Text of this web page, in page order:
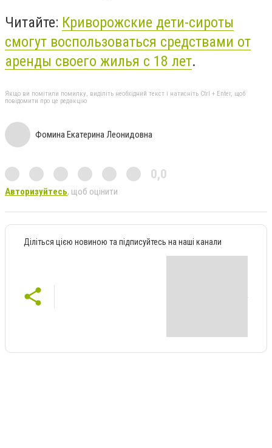
Читайте: Криворожские дети-сироты
смогут воспользоваться средствами от
аренды своего жилья с 18 лет.
Якщо ви помітили помилку, виділіть необхідний текст і натисніть Ctrl + Enter, щоб
повідомити про це редакцію
Фомина Екатерина Леонидовна
0,0
Авторизуйтесь, щоб оцінити
Діліться цією новиною та підписуйтесь на наші канали